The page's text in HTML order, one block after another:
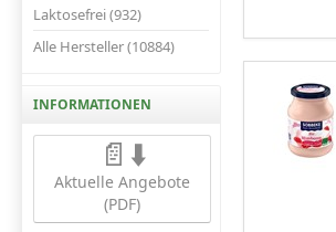
Laktosefrei (932)
Alle Hersteller (10884)
INFORMATIONEN
📄⬇️
Aktuelle Angebote
(PDF)